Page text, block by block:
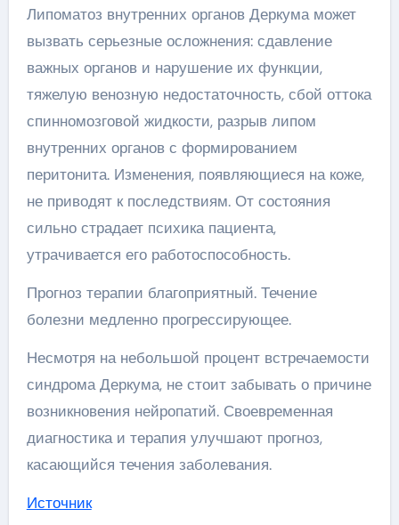
Липоматоз внутренних органов Деркума может
вызвать серьезные осложнения: сдавление
важных органов и нарушение их функции,
тяжелую венозную недостаточность, сбой оттока
спинномозговой жидкости, разрыв липом
внутренних органов с формированием
перитонита. Изменения, появляющиеся на коже,
не приводят к последствиям. От состояния
сильно страдает психика пациента,
утрачивается его работоспособность.
Прогноз терапии благоприятный. Течение
болезни медленно прогрессирующее.
Несмотря на небольшой процент встречаемости
синдрома Деркума, не стоит забывать о причине
возникновения нейропатий. Своевременная
диагностика и терапия улучшают прогноз,
касающийся течения заболевания.
Источник